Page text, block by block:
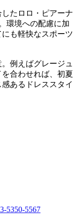
たロロ・ピアーナ
環境への配慮に加
も軽快なスポーツ
例えばグレージュ
合わせれば、初夏
あるドレススタイ
5350-5567